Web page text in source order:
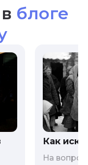
блоге
Как
На вопрос